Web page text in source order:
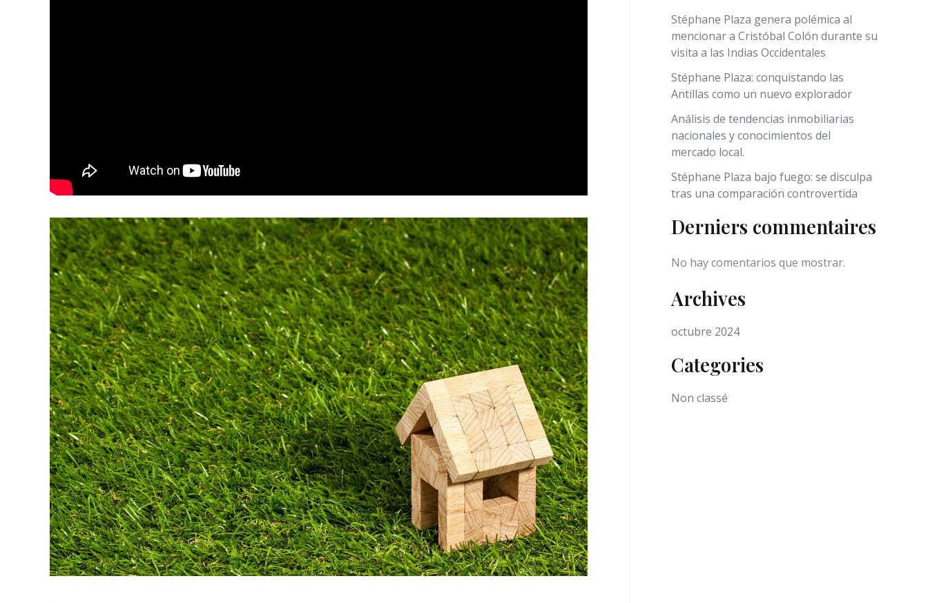
Stéphane Plaza genera polémica al
mencionar a Cristóbal Colón durante su
visita a las Indias Occidentales
Stéphane Plaza: conquistando las
Antillas como un nuevo explorador
Análisis de tendencias inmobiliarias
nacionales y conocimientos del
mercado local.
Stéphane Plaza bajo fuego: se disculpa
tras una comparación controvertida
Derniers commentaires
No hay comentarios que mostrar.
Archives
octubre 2024
Categories
Non classé